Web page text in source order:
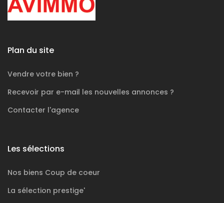
Plan du site
Vendre votre bien ?
Recevoir par e-mail les nouvelles annonces ?
Contacter l'agence
Les sélections
Nos biens Coup de coeur
La sélection prestige'